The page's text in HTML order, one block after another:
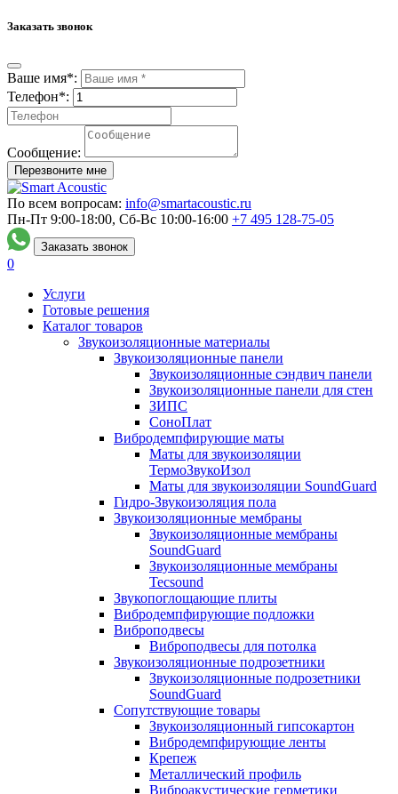
Заказать звонок
Ваше имя*:
Телефон*:
Сообщение:
Перезвоните мне
По всем вопросам: info@smartacoustic.ru
Пн-Пт 9:00-18:00, Сб-Вс 10:00-16:00 +7 495 128-75-05
Заказать звонок
0
Услуги
Готовые решения
Каталог товаров
Звукоизоляционные материалы
Звукоизоляционные панели
Звукоизоляционные сэндвич панели
Звукоизоляционные панели для стен
ЗИПС
СоноПлат
Вибродемпфирующие маты
Маты для звукоизоляции
ТермоЗвукоИзол
Маты для звукоизоляции SoundGuard
Гидро-Звукоизоляция пола
Звукоизоляционные мембраны
Звукоизоляционные мембраны
SoundGuard
Звукоизоляционные мембраны
Tecsound
Звукопоглощающие плиты
Вибродемпфирующие подложки
Виброподвесы
Виброподвесы для потолка
Звукоизоляционные подрозетники
Звукоизоляционные подрозетники
SoundGuard
Сопутствующие товары
Звукоизоляционный гипсокартон
Вибродемпфирующие ленты
Крепеж
Металлический профиль
Виброакустические герметики